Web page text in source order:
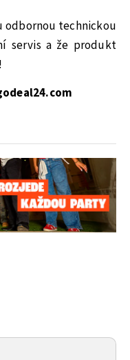
odbornou technickou
servis a že produkt